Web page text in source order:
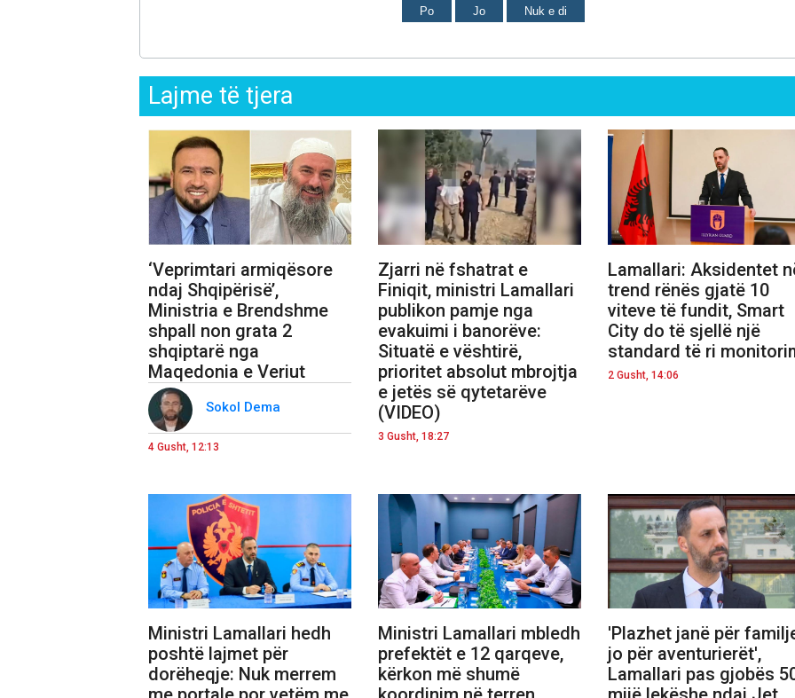
Po Jo Nuk e di
Lajme të tjera
‘Veprimtari armiqësore
ndaj Shqipërisë’,
Ministria e Brendshme
shpall non grata 2
shqiptarë nga
Maqedonia e Veriut
Sokol Dema
4 Gusht, 12:13
Zjarri në fshatrat e
Finiqit, ministri Lamallari
publikon pamje nga
evakuimi i banorëve:
Situatë e vështirë,
prioritet absolut mbrojtja
e jetës së qytetarëve
(VIDEO)
3 Gusht, 18:27
Lamallari: Aksidentet
trend rënës gjatë 10
viteve të fundit, Smart
City do të sjellë një
standard të ri
2 Gusht, 14:06
Ministri Lamallari hedh
poshtë lajmet për
dorëheqje: Nuk merrem
Ministri Lamallari mbledh
prefektët e 12 qarqeve,
kërkon më shumë
'Plazhet janë për
jo për aventurierët',
Lamallari pas gjobës